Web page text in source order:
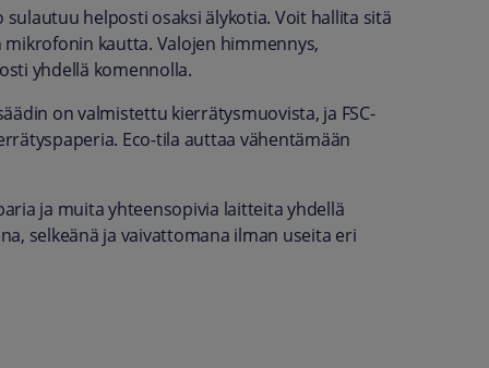
helposti osaksi älykotia. Voit hallita sitä
kautta. Valojen himmennys,
yhdellä komennolla.
on valmistettu kierrätysmuovista, ja FSC-
Eco-tila auttaa vähentämään
ja muita yhteensopivia laitteita yhdellä
selkeänä ja vaivattomana ilman useita eri